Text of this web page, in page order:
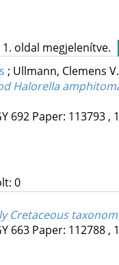
1. oldal megjelenítve.
; Ullmann, Clemens
Halorella
692 Paper: 113793 ,
0
Cretaceous
663 Paper: 112788 ,